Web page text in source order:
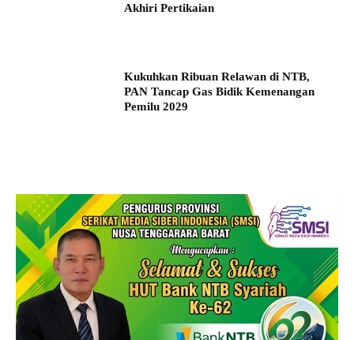
Akhiri Pertikaian
Kukuhkan Ribuan Relawan di NTB,
PAN Tancap Gas Bidik Kemenangan
Pemilu 2029